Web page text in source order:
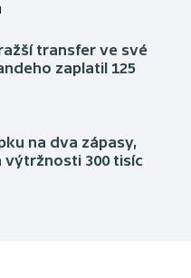
transfer ve své
zaplatil 125
na dva zápasy,
výtržnosti 300 tisíc